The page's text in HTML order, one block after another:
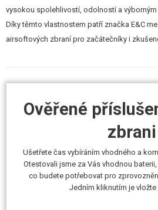
V balení kromě zbraně naleznete také jeden
kuliček. Jak to bývá u značkových zbraních
akumulátor není součástí balení.
V balení také dostanete ZDARMA
Náhradní zásobníky doporučujeme volit
Nicméně replika je kompatibilní i se
Doporučujeme akumulátory 8,4V, max
hmotnosti 0,25g. Maximálně 0,28g.
vysokou spolehlivostí, odolností a
Díky těmto vlastnostem patří značka E&C
airsoftových zbraní pro začátečníky i
Ověřené
zbrani
Ušetřete čas vybíráním vhodného a
Otestovali jsme za Vás vhodnou
co budete potřebovat pro
Jedním kliknutím je